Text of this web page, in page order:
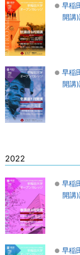
早稲
開講
早稲
開講
2022
早稲
開講
早稲